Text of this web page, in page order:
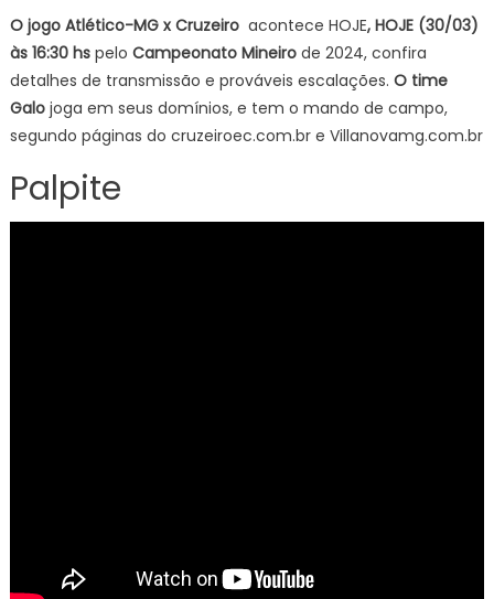
O jogo Atlético-MG x Cruzeiro acontece HOJE, HOJE (30/03)
às 16:30 hspelo Campeonato Mineirode 2024, confira
detalhes de transmissão e prováveis escalações. O time
Galo joga em seus domínios, e tem o mando de campo,
segundo páginas do cruzeiroec.com.br e Villanovamg.com.br
Palpite